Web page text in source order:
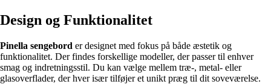
Design og Funktionalitet
Pinella sengebord er designet med fokus på både æstetik og
funktionalitet. Der findes forskellige modeller, der passer til enhver
smag og indretningsstil. Du kan vælge mellem træ-, metal- eller
glasoverflader, der hver især tilføjer et unikt præg til dit soveværelse.